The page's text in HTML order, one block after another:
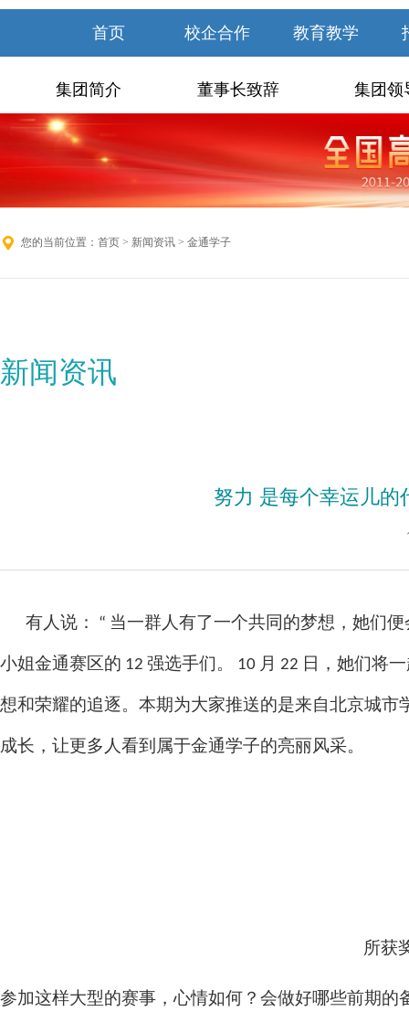
首页 校企合作 教育教学
集团简介 董事长致辞 集团领
您的当前位置： 首页 > 新闻资讯 > 金通学子
新闻资讯
努力 是每个幸运儿
有人说： “ 当一群人有了一个共同的梦想，她们
小姐金通赛区的 12 强选手们。 10 月 22 日，她们将
想和荣耀的追逐。本期为大家推送的是来自北京城
成长，让更多人看到属于金通学子的亮丽风采。
所获
参加这样大型的赛事，心情如何？会做好哪些前期的